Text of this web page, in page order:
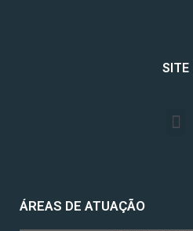
SITE
ÁREAS DE ATUAÇÃO